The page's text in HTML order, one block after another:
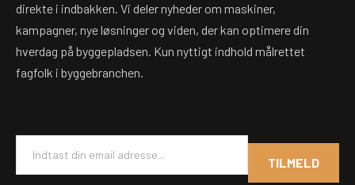
direkte i indbakken. Vi deler nyheder om maskiner,
kampagner, nye løsninger og viden, der kan optimere din
hverdag på byggepladsen. Kun nyttigt indhold målrettet
fagfolk i byggebranchen.
a
TILMELD